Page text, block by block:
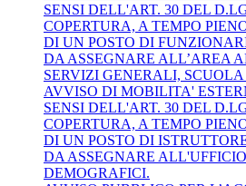
SENSI DELL'ART. 30 DEL
COPERTURA, A TEMPO
DI UN POSTO DI
DA ASSEGNARE ALL’AREA
SERVIZI GENERALI,
AVVISO DI MOBILITA'
SENSI DELL'ART. 30 DEL
COPERTURA, A TEMPO
DI UN POSTO DI
DA ASSEGNARE
DEMOGRAFICI.